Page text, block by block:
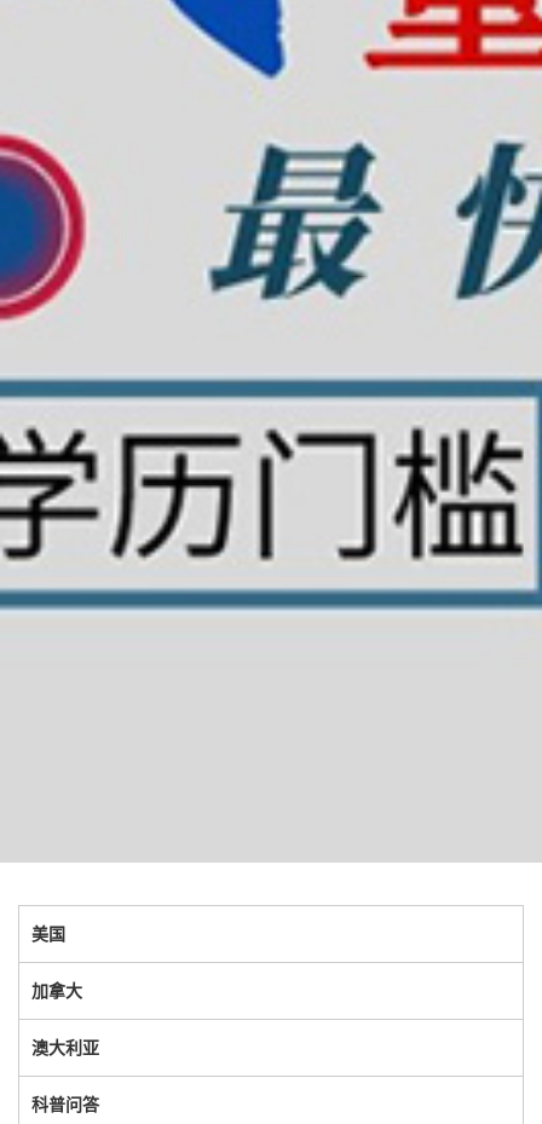
美国
加拿大
澳大利亚
科普问答